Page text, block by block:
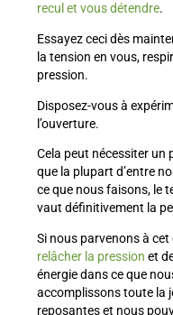
recul et vous détendre.
Essayez ceci dès
la tension en vous,
pression.
Disposez-vous à
l’ouverture.
Cela peut nécessiter un
que la plupart d’entre
ce que nous faisons, le
vaut définitivement la
Si nous parvenons à
relâcher la pression et
énergie dans ce que
accomplissons toute la
reposantes et nous